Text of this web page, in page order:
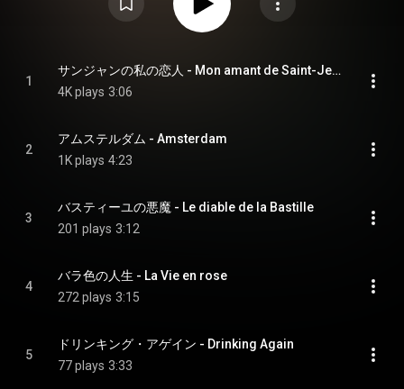
1
サンジャンの私の恋人 - Mon amant de Saint-Jean
4K plays 3:06
2
アムステルダム - Amsterdam
1K plays 4:23
3
バスティーユの悪魔 - Le diable de la Bastille
201 plays 3:12
4
バラ色の人生 - La Vie en rose
272 plays 3:15
5
ドリンキング・アゲイン - Drinking Again
77 plays 3:33